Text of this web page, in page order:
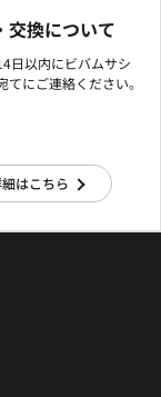
交換について
日以内にビバムサシ
てにご連絡ください。
はこちら